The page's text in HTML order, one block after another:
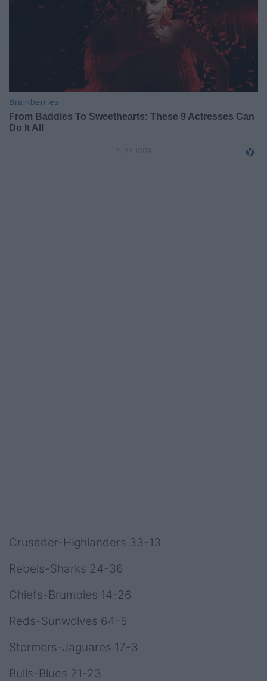
Crusader-Highlanders 33-13
Rebels-Sharks 24-36
Chiefs-Brumbies 14-26
Reds-Sunwolves 64-5
Stormers-Jaguares 17-3
Bulls-Blues 21-23